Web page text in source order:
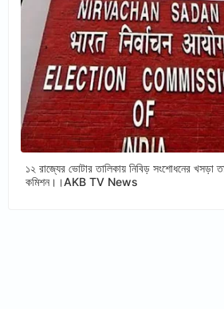
১২ রাজ্যের ভোটার তালিকায় নিবিড় সংশোধনের খসড়া
কমিশন।।AKB TV News